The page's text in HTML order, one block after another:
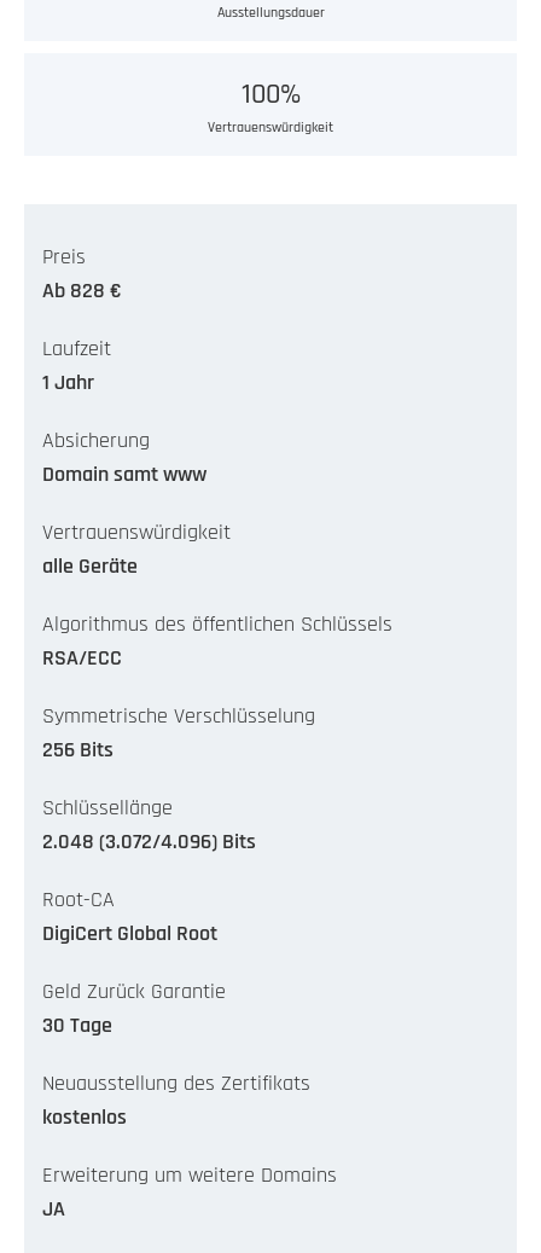
Ausstellungsdauer
100%
Vertrauenswürdigkeit
Preis
Ab 828 €
Laufzeit
1 Jahr
Absicherung
Domain samt www
Vertrauenswürdigkeit
alle Geräte
Algorithmus des öffentlichen Schlüssels
RSA/ECC
Symmetrische Verschlüsselung
256 Bits
Schlüssellänge
2.048 (3.072/4.096) Bits
Root-CA
DigiCert Global Root
Geld Zurück Garantie
30 Tage
Neuausstellung des Zertifikats
kostenlos
Erweiterung um weitere Domains
JA